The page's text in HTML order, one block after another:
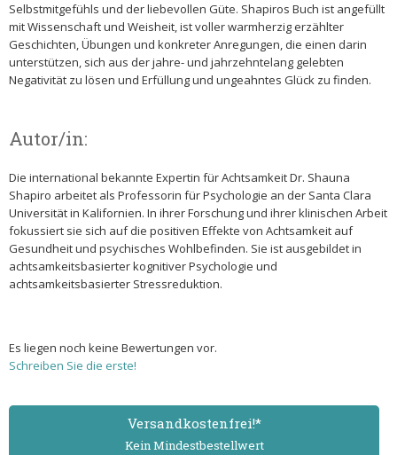
Selbstmitgefühls und der liebevollen Güte. Shapiros Buch ist angefüllt
mit Wissenschaft und Weisheit, ist voller warmherzig erzählter
Geschichten, Übungen und konkreter Anregungen, die einen darin
unterstützen, sich aus der jahre- und jahrzehntelang gelebten
Negativität zu lösen und Erfüllung und ungeahntes Glück zu finden.
Autor/in:
Die international bekannte Expertin für Achtsamkeit Dr. Shauna
Shapiro arbeitet als Professorin für Psychologie an der Santa Clara
Universität in Kalifornien. In ihrer Forschung und ihrer klinischen Arbeit
fokussiert sie sich auf die positiven Effekte von Achtsamkeit auf
Gesundheit und psychisches Wohlbefinden. Sie ist ausgebildet in
achtsamkeitsbasierter kognitiver Psychologie und
achtsamkeitsbasierter Stressreduktion.
Es liegen noch keine Bewertungen vor.
Schreiben Sie die erste!
Versand­kostenfrei!*
Kein Mindest­bestell­wert